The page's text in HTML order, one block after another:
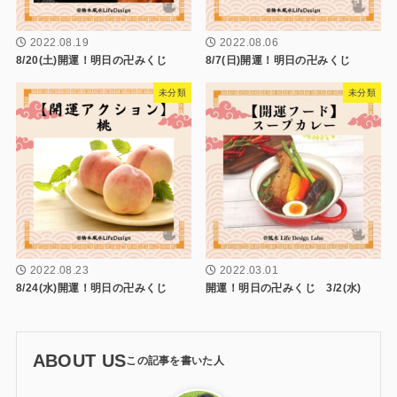
2022.08.19
8/20(土)開運！明日の卍みくじ
2022.08.06
8/7(日)開運！明日の卍みくじ
未分類
2022.08.23
8/24(水)開運！明日の卍みくじ
未分類
2022.03.01
開運！明日の卍みくじ 3/2(水)
ABOUT US